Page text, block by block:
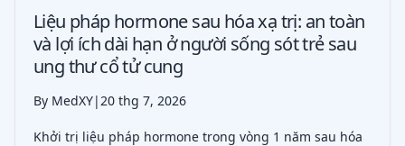
Liệu pháp hormone sau hóa xạ trị: an toàn
và lợi ích dài hạn ở người sống sót trẻ sau
ung thư cổ tử cung
By MedXY|20 thg 7, 2026
Khởi trị liệu pháp hormone trong vòng 1 năm sau hóa